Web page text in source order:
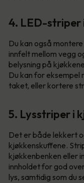
4. LED-striper
Du kan også
innfelt mellom vegg
belysning på
Du kan for eksempel
taket, eller kortere
5. Lysstriper i
Det er både lekkert
kjøkkenskuffene.
kjøkkenbenken eller
innholdet for god
lys, samtidig som du